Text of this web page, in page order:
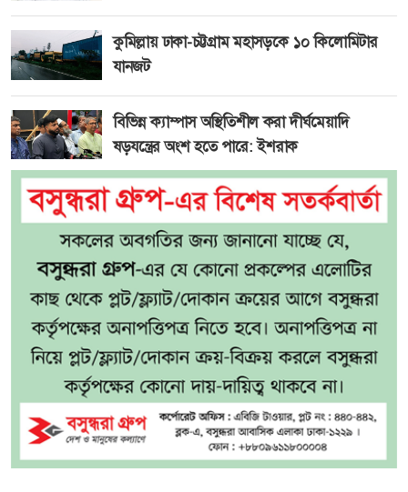
কুমিল্লায় ঢাকা-চট্টগ্রাম মহাসড়কে ১০ কিলোমিটার
যানজট
বিভিন্ন ক্যাম্পাস অস্থিতিশীল করা দীর্ঘমেয়াদি
ষড়যন্ত্রের অংশ হতে পারে: ইশরাক